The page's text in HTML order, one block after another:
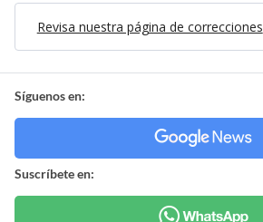
Revisa nuestra página de correcciones
Síguenos en:
Suscríbete en: